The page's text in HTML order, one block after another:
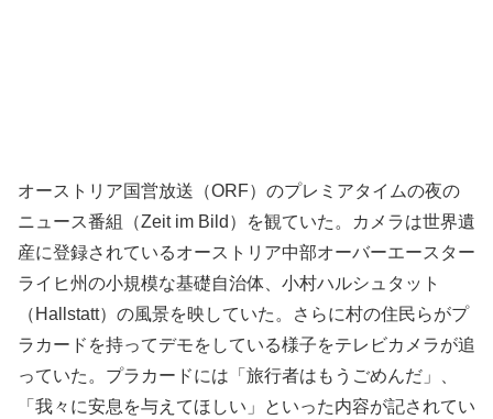
オーストリア国営放送（ORF）のプレミアタイムの夜の
ニュース番組（Zeit im Bild）を観ていた。カメラは世界遺
産に登録されているオーストリア中部オーバーエースター
ライヒ州の小規模な基礎自治体、小村ハルシュタット
（Hallstatt）の風景を映していた。さらに村の住民らがプ
ラカードを持ってデモをしている様子をテレビカメラが追
っていた。プラカードには「旅行者はもうごめんだ」、
「我々に安息を与えてほしい」といった内容が記されてい